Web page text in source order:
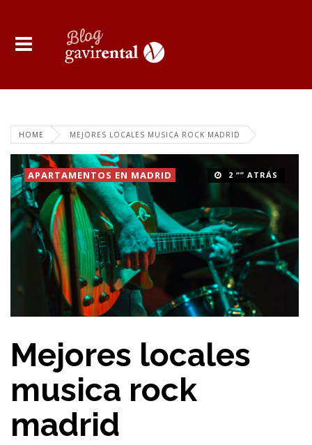
HOME MEJORES LOCALES MUSICA ROCK MADRID
2 “” ATRÁS
APARTAMENTOS EN MADRID
Mejores locales
musica rock
madrid